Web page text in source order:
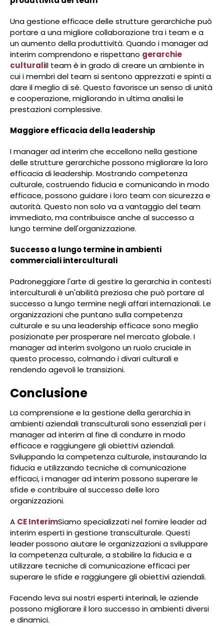
Una gestione efficace delle strutture gerarchiche può
portare a una migliore collaborazione tra i team e a
un aumento della produttività. Quando i manager ad
interim comprendono e rispettano gerarchie
culturaliIl team è in grado di creare un ambiente in
cui i membri del team si sentono apprezzati e spinti a
dare il meglio di sé. Questo favorisce un senso di unità
e cooperazione, migliorando in ultima analisi le
prestazioni complessive.
Maggiore efficacia della leadership
I manager ad interim che eccellono nella gestione
delle strutture gerarchiche possono migliorare la loro
efficacia di leadership. Mostrando competenza
culturale, costruendo fiducia e comunicando in modo
efficace, possono guidare i loro team con sicurezza e
autorità. Questo non solo va a vantaggio del team
immediato, ma contribuisce anche al successo a
lungo termine dell'organizzazione.
Successo a lungo termine in ambienti
commerciali interculturali
Padroneggiare l'arte di gestire la gerarchia in contesti
interculturali è un'abilità preziosa che può portare al
successo a lungo termine negli affari internazionali. Le
organizzazioni che puntano sulla competenza
culturale e su una leadership efficace sono meglio
posizionate per prosperare nel mercato globale. I
manager ad interim svolgono un ruolo cruciale in
questo processo, colmando i divari culturali e
rendendo agevoli le transizioni.
Conclusione
La comprensione e la gestione della gerarchia in
ambienti aziendali transculturali sono essenziali per i
manager ad interim al fine di condurre in modo
efficace e raggiungere gli obiettivi aziendali.
Sviluppando la competenza culturale, instaurando la
fiducia e utilizzando tecniche di comunicazione
efficaci, i manager ad interim possono superare le
sfide e contribuire al successo delle loro
organizzazioni.
A CE InterimSiamo specializzati nel fornire leader ad
interim esperti in gestione transculturale. Questi
leader possono aiutare le organizzazioni a sviluppare
la competenza culturale, a stabilire la fiducia e a
utilizzare tecniche di comunicazione efficaci per
superare le sfide e raggiungere gli obiettivi aziendali.
Facendo leva sui nostri esperti interinali, le aziende
possono migliorare il loro successo in ambienti diversi
e dinamici.